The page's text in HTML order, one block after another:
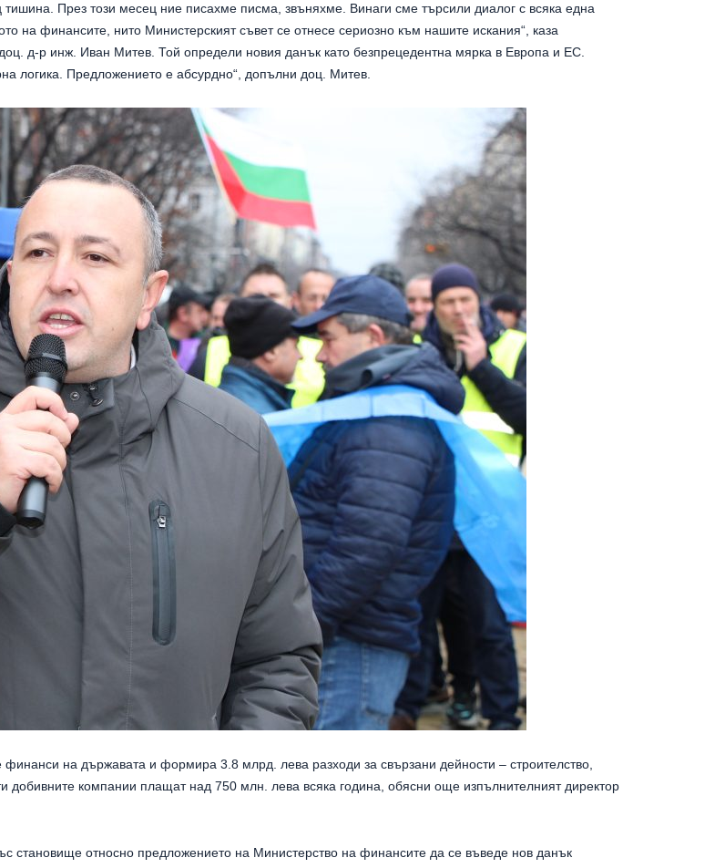
През този месец ние писахме писма, звъняхме. Винаги сме търсили диалог с всяка една
на финансите, нито Министерският съвет се отнесе сериозно към нашите искания“, каза
д-р инж. Иван Митев. Той определи новия данък като безпрецедентна мярка в Европа и ЕС.
логика. Предложението е абсурдно“, допълни доц. Митев.
на държавата и формира 3.8 млрд. лева разходи за свързани дейности – строителство,
добивните компании плащат над 750 млн. лева всяка година, обясни още изпълнителният директор
становище относно предложението на Министерство на финансите да се въведе нов данък